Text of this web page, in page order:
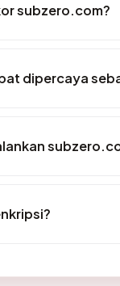
subzero.com?
dipercaya